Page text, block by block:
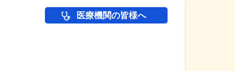
医療機関の皆様へ